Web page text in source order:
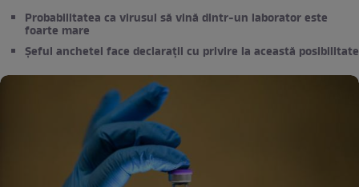
Probabilitatea ca virusul să vină dintr-un laborator este
foarte mare
Șeful anchetei face declarații cu privire la această posibilitate